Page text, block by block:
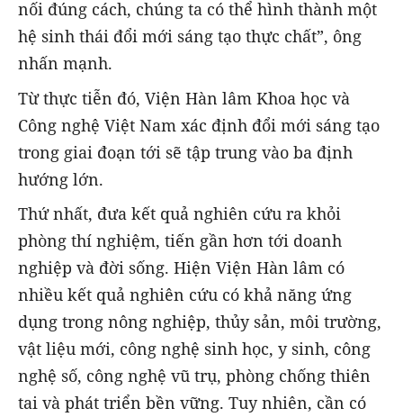
nối đúng cách, chúng ta có thể hình thành một
hệ sinh thái đổi mới sáng tạo thực chất”, ông
nhấn mạnh.
Từ thực tiễn đó, Viện Hàn lâm Khoa học và
Công nghệ Việt Nam xác định đổi mới sáng tạo
trong giai đoạn tới sẽ tập trung vào ba định
hướng lớn.
Thứ nhất, đưa kết quả nghiên cứu ra khỏi
phòng thí nghiệm, tiến gần hơn tới doanh
nghiệp và đời sống. Hiện Viện Hàn lâm có
nhiều kết quả nghiên cứu có khả năng ứng
dụng trong nông nghiệp, thủy sản, môi trường,
vật liệu mới, công nghệ sinh học, y sinh, công
nghệ số, công nghệ vũ trụ, phòng chống thiên
tai và phát triển bền vững. Tuy nhiên, cần có